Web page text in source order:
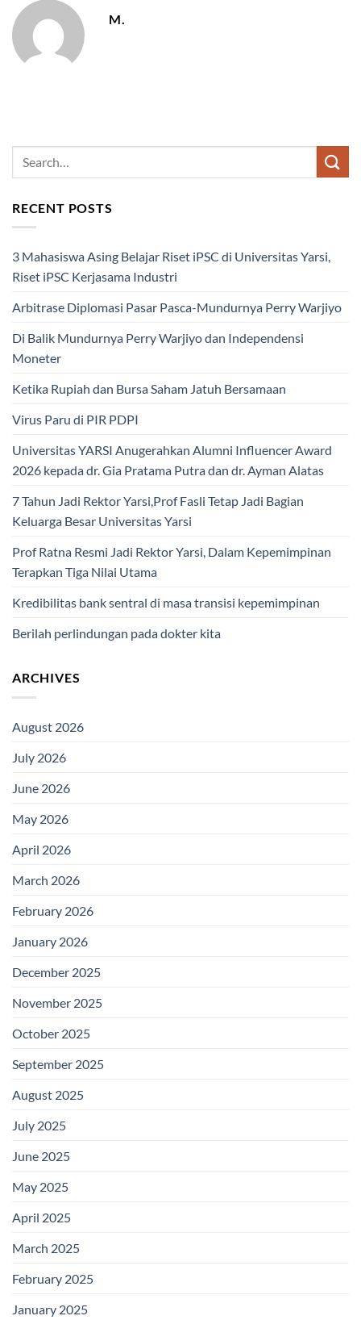
M.
RECENT POSTS
3 Mahasiswa Asing Belajar Riset iPSC di Universitas Yarsi,
Riset iPSC Kerjasama Industri
Arbitrase Diplomasi Pasar Pasca-Mundurnya Perry Warjiyo
Di Balik Mundurnya Perry Warjiyo dan Independensi
Moneter
Ketika Rupiah dan Bursa Saham Jatuh Bersamaan
Virus Paru di PIR PDPI
Universitas YARSI Anugerahkan Alumni Influencer Award
2026 kepada dr. Gia Pratama Putra dan dr. Ayman Alatas
7 Tahun Jadi Rektor Yarsi,Prof Fasli Tetap Jadi Bagian
Keluarga Besar Universitas Yarsi
Prof Ratna Resmi Jadi Rektor Yarsi, Dalam Kepemimpinan
Terapkan Tiga Nilai Utama
Kredibilitas bank sentral di masa transisi kepemimpinan
Berilah perlindungan pada dokter kita
ARCHIVES
August 2026
July 2026
June 2026
May 2026
April 2026
March 2026
February 2026
January 2026
December 2025
November 2025
October 2025
September 2025
August 2025
July 2025
June 2025
May 2025
April 2025
March 2025
February 2025
January 2025